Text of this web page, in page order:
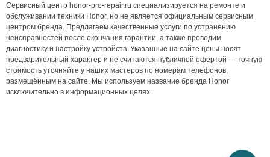
Сервисный центр honor-pro-repair.ru специализируется на ремонте и
обслуживании техники Honor, но не является официальным сервисным
центром бренда. Предлагаем качественные услуги по устранению
неисправностей после окончания гарантии, а также проводим
диагностику и настройку устройств. Указанные на сайте цены носят
предварительный характер и не считаются публичной офертой — точную
стоимость уточняйте у наших мастеров по номерам телефонов,
размещённым на сайте. Мы используем название бренда Honor
исключительно в информационных целях.